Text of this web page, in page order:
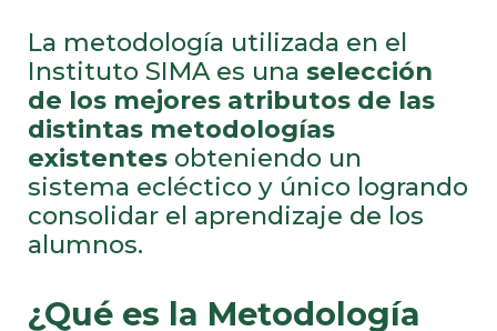
La metodología utilizada en el
Instituto SIMA es una selección
de los mejores atributos de las
distintas metodologías
existentes obteniendo un
sistema ecléctico y único logrando
consolidar el aprendizaje de los
alumnos.
¿Qué es la Metodología